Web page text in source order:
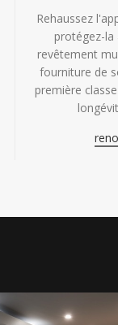
Rehaussez
protégez-la
revêtement
fourniture de
première